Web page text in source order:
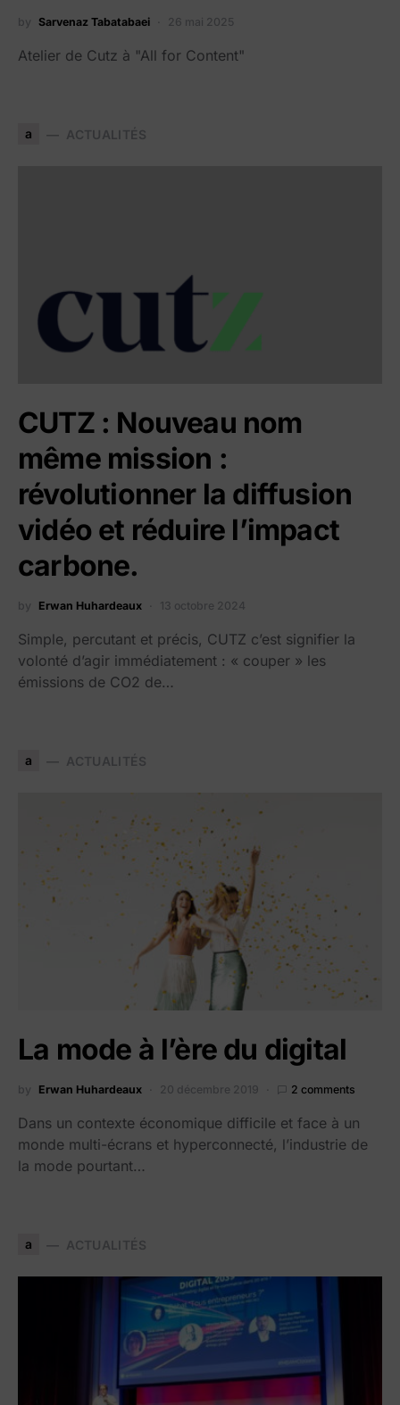
by Sarvenaz Tabatabaei 26 mai 2025
Atelier de Cutz à "All for Content"
a ACTUALITÉS
CUTZ : Nouveau nom
même mission :
révolutionner la diffusion
vidéo et réduire l’impact
carbone.
by Erwan Huhardeaux 13 octobre 2024
Simple, percutant et précis, CUTZ c’est signifier la
volonté d’agir immédiatement : « couper » les
émissions de CO2 de…
a ACTUALITÉS
La mode à l’ère du digital
by Erwan Huhardeaux 20 décembre 2019 2 comments
Dans un contexte économique difficile et face à un
monde multi-écrans et hyperconnecté, l’industrie de
la mode pourtant…
a ACTUALITÉS